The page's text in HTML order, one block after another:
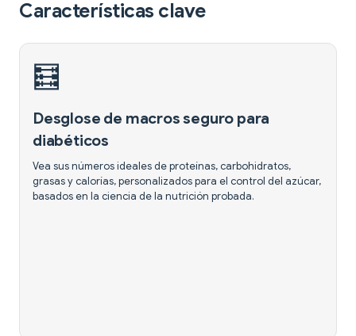
Características clave
🧮
Desglose de macros seguro para
diabéticos
Vea sus números ideales de proteínas, carbohidratos,
grasas y calorías, personalizados para el control del azúcar,
basados en la ciencia de la nutrición probada.